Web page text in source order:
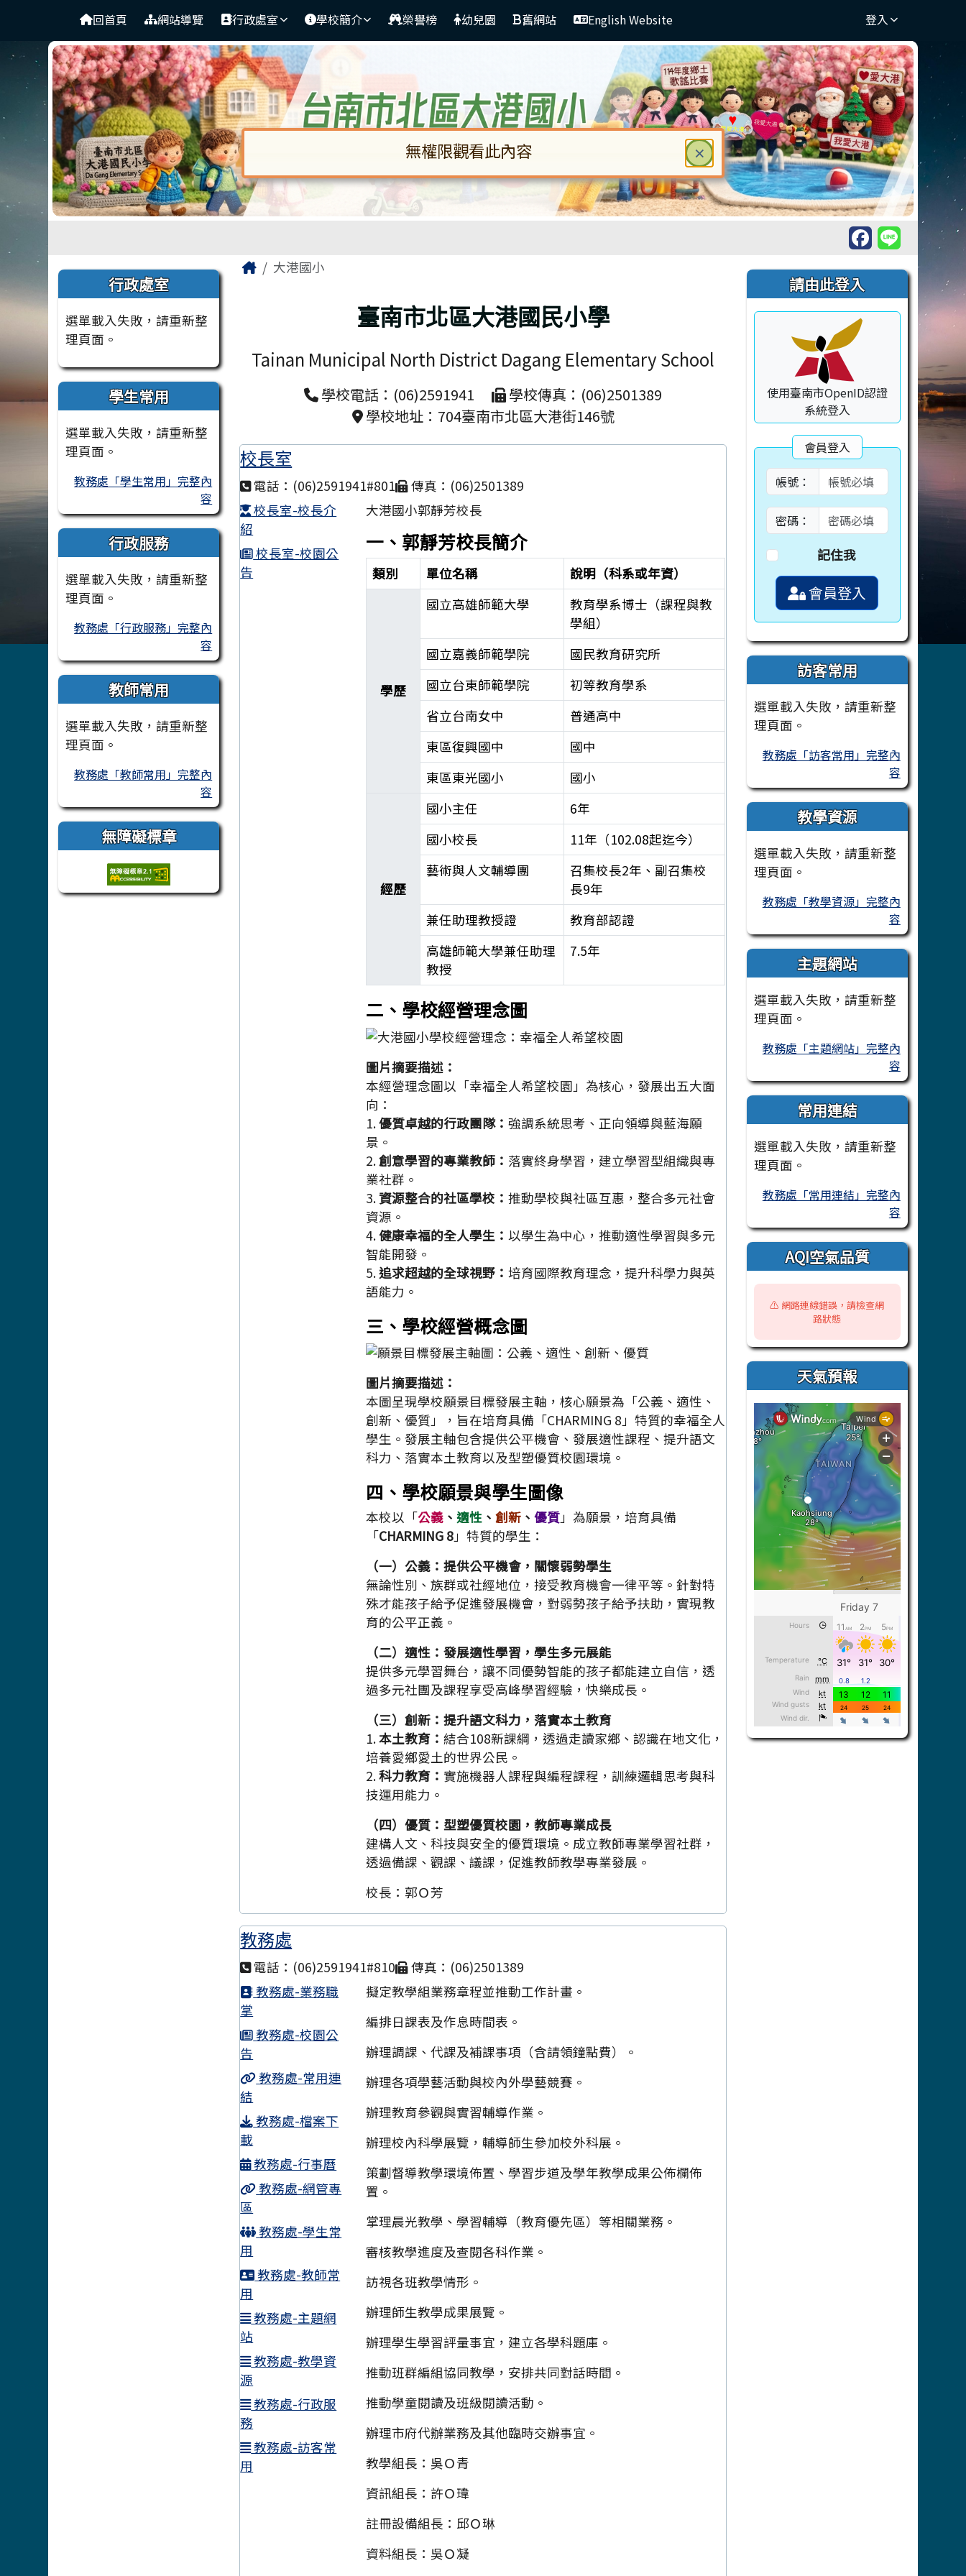
臺南市北區大港國民小學
回首頁 網站導覽 行政處室 學校簡介 榮譽榜 幼兒園 舊網站 English Website 登入
左邊區域內容
行政處室
選單載入失敗，請重新整
理頁面。
學生常用
選單載入失敗，請重新整
理頁面。
教務處「學生常用」完整內
容
行政服務
選單載入失敗，請重新整
理頁面。
教務處「行政服務」完整內
容
教師常用
選單載入失敗，請重新整
理頁面。
教務處「教師常用」完整內
容
無障礙標章
主內容區域
Home大港國小
臺南市北區大港國民小學
Tainan Municipal North District Dagang Elementary School
學校電話：(06)2591941
學校傳真：(06)2501389
學校地址：704臺南市北區大港街146號
校長室
電話：(06)2591941#801
傳真：(06)2501389
校長室-校長介
紹
校長室-校園公
告
大港國小郭靜芳校長
一、郭靜芳校長簡介
類別 單位名稱 說明（科系或年資）
學歷
國立高雄師範大學
教育學系博士（課程與教
學組）
國立嘉義師範學院
國民教育研究所
國立台東師範學院
初等教育學系
省立台南女中
普通高中
東區復興國中
國中
東區東光國小
國小
經歷
國小主任
6年
國小校長
11年（102.08起迄今）
藝術與人文輔導團
召集校長2年、副召集校
長9年
兼任助理教授證
教育部認證
高雄師範大學兼任助理
教授
7.5年
二、學校經營理念圖
圖片摘要描述：
本經營理念圖以「幸福全人希望校園」為核心，發展出五大面
向：
1.優質卓越的行政團隊：強調系統思考、正向領導與藍海願
景。
2.創意學習的專業教師： 落實終身學習，建立學習型組織與專
業社群。
3. 資源整合的社區學校：推動學校與社區互惠，整合多元社會
資源。
4. 健康幸福的全人學生：以學生為中心，推動適性學習與多元
智能開發。
5.追求超越的全球視野：培育國際教育理念，提升科學力與英
語能力。
三、學校經營概念圖
圖片摘要描述：
本圖呈現學校願景目標發展主軸，核心願景為「公義、適性、
創新、優質」，旨在培育具備「CHARMING 8」特質的幸福全人
學生。發展主軸包含提供公平機會、發展適性課程、提升語文
科力、落實本土教育以及型塑優質校園環境。
四、學校願景與學生圖像
本校以「公義 、適性 、創新 、優質 」為願景，培育具備
「CHARMING 8 」特質的學生：
（一）公義：提供公平機會，關懷弱勢學生
無論性別、族群或社經地位，接受教育機會一律平等。針對特
殊才能孩子給予促進發展機會，對弱勢孩子給予扶助，實現教
育的公平正義。
（二）適性：發展適性學習，學生多元展能
提供多元學習舞台，讓不同優勢智能的孩子都能建立自信，透
過多元社團及課程享受高峰學習經驗，快樂成長。
（三）創新：提升語文科力，落實本土教育
1.本土教育：結合108新課綱，透過走讀家鄉、認識在地文化，
培養愛鄉愛土的世界公民。
2.科力教育： 實施機器人課程與編程課程，訓練邏輯思考與科
技運用能力。
（四）優質：型塑優質校園，教師專業成長
建構人文、科技與安全的優質環境。成立教師專業學習社群，
透過備課、觀課、議課，促進教師教學專業發展。
校長：郭Ｏ芳
教務處
電話：(06)2591941#810
傳真：(06)2501389
教務處-業務職
掌
教務處-校園公
告
教務處-常用連
結
教務處-檔案下
載
教務處-行事曆
教務處-網管專
區
教務處-學生常
用
教務處-教師常
用
教務處-主題網
站
教務處-教學資
源
教務處-行政服
務
教務處-訪客常
用
擬定教學組業務章程並推動工作計畫。
編排日課表及作息時間表。
辦理調課、代課及補課事項（含請領鐘點費）。
辦理各項學藝活動與校內外學藝競賽。
辦理教育參觀與實習輔導作業。
辦理校內科學展覽，輔導師生參加校外科展。
策劃督導教學環境佈置、學習步道及學年教學成果公佈欄佈
置。
掌理晨光教學、學習輔導（教育優先區）等相關業務。
審核教學進度及查閱各科作業。
訪視各班教學情形。
辦理師生教學成果展覽。
辦理學生學習評量事宜，建立各學科題庫。
推動班群編組協同教學，安排共同對話時間。
推動學童閱讀及班級閱讀活動。
辦理市府代辦業務及其他臨時交辦事宜。
教學組長：吳Ｏ青
資訊組長：許Ｏ瑋
註冊設備組長：邱Ｏ琳
資料組長：吳Ｏ凝
右邊區域內容
請由此登入
使用臺南市OpenID認證
系統登入
會員登入
帳號：
密碼：
記住我
會員登入
訪客常用
選單載入失敗，請重新整
理頁面。
教務處「訪客常用」完整內
容
教學資源
選單載入失敗，請重新整
理頁面。
教務處「教學資源」完整內
容
主題網站
選單載入失敗，請重新整
理頁面。
教務處「主題網站」完整內
容
常用連結
選單載入失敗，請重新整
理頁面。
教務處「常用連結」完整內
容
AQI空氣品質
⚠️ 網路連線錯誤，請檢查網
路狀態
天氣預報
頁尾區域
× 關閉
無權限觀看此內容
對話框已開啟。請使用 Tab 鍵在選項間移動焦點。按下 Enter 鍵或空白鍵確認，按下 Escape 鍵關閉